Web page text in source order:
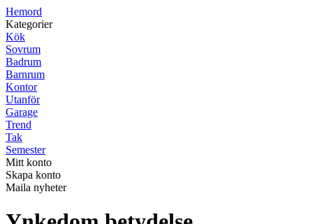
Hemord
Kategorier
Kök
Sovrum
Badrum
Barnrum
Kontor
Utanför
Garage
Trend
Tak
Semester
Mitt konto
Skapa konto
Maila nyheter